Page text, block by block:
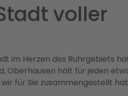
voller
im Herzen des Ruhrgebiets
Oberhausen hält für jeden
für Sie zusammengestellt